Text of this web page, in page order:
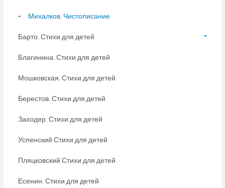
Михалков. Чистописание
Барто. Стихи для детей
Благинина. Стихи для детей
Мошковская. Стихи для детей
Берестов. Стихи для детей
Заходер. Стихи для детей
Успенский Стихи для детей
Пляцковский Стихи для детей
Есенин. Стихи для детей